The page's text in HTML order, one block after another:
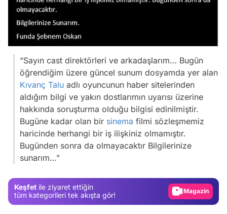
“Sayın cast direktörleri ve arkadaşlarım… Bugün
öğrendiğim üzere güncel sunum dosyamda yer alan
Kıvanç Talu adlı oyuncunun haber sitelerinden
aldığım bilgi ve yakın dostlarımın uyarısı üzerine
hakkında soruşturma olduğu bilgisi edinilmiştir.
Bugüne kadar olan bir sinema filmi sözleşmemiz
haricinde herhangi bir iş ilişkiniz olmamıştır.
Bugünden sonra da olmayacaktır Bilgilerinize
sunarım…”
Keşfet ile ziyaret ettiğin
tüm kategorileri tek akışta gör!
Magazin